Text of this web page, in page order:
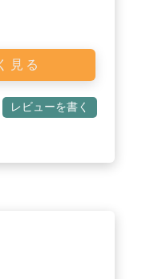
見る
レビューを書く